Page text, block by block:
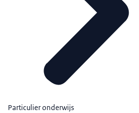
Particulier onderwijs